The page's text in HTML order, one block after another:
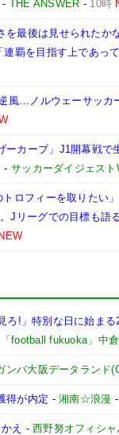
- THE ANSWER - 10時
を最後は見せられた
連覇を目指す上であっ
風…ノルウェーサッカ
ーカーブ」J1開幕戦
-サッカーダイジェスト
トロフィーを取りたい
Jリーグでの目標も語
NEW
ろ!」特別な日に始ま
「football fukuoka」中
ンバ大阪データランド
得が内定 -湘南☆浪漫
え -西野努オフィシ